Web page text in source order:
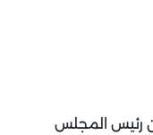
رئيس المجلس